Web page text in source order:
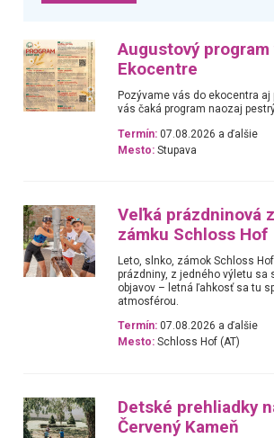
Augustový program
Ekocentre
Pozývame vás do ekocentra
vás čaká program naozaj
Termín: 07.08.2026 a ďalšie
Mesto: Stupava
Veľká prázdninová
zámku Schloss Hof
Leto, slnko, zámok Schloss
prázdniny, z jedného výletu sa
objavov – letná ľahkosť sa tu
atmosférou.
Termín: 07.08.2026 a ďalšie
Mesto: Schloss Hof (AT)
Detské prehliadky
Červený Kameň